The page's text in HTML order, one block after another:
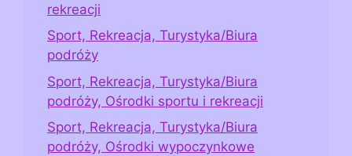
rekreacji
Sport, Rekreacja, Turystyka/Biura
podróży
Sport, Rekreacja, Turystyka/Biura
podróży, Ośrodki sportu i rekreacji
Sport, Rekreacja, Turystyka/Biura
podróży, Ośrodki wypoczynkowe